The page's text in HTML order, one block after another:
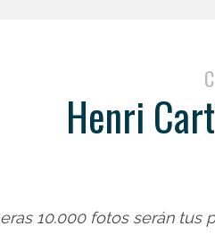
Henri
10.000 fotos serán tus